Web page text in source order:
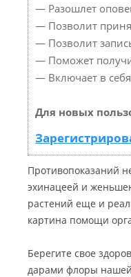
— Разошлет
— Позволит
— Позволит
— Поможет
— Включает в
Для новых
Противопоказаний
эхинацеей и
растений еще и
картина помощи
Берегите свое
дарами флоры